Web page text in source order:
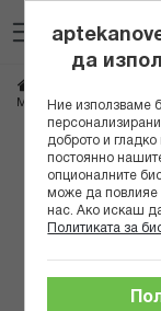
към
съдържанието
МАГНУМ ГЪБА ЗА
Преминете
края
да
Ние използваме
доброто и
постоянно
опционалните
може да повлияе
нас. Ако искаш
Политиката за